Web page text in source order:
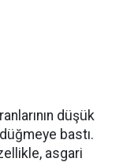
düşük
bastı.
asgari